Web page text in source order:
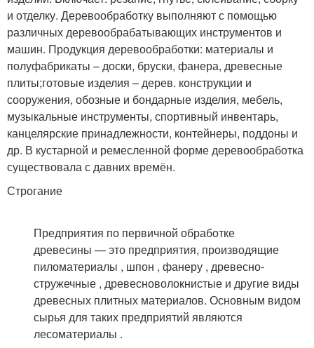
и отделку. Деревообработку выполняют с помощью
различных деревообрабатывающих инструментов и
машин. Продукция деревообработки: материалы и
полуфабрикаты – доски, бруски, фанера, древесные
плиты;готовые изделия – дерев. конструкции и
сооружения, обозные и бондарные изделия, мебель,
музыкальные инструменты, спортивный инвентарь,
канцелярские принадлежности, контейнеры, поддоны и
др. В кустарной и ремесленной форме деревообработка
существовала с давних времён.
Строгание
Предприятия по первичной обработке
древесины — это предприятия, производящие
пиломатериалы , шпон , фанеру , древесно-
стружечные , древесноволокнистые и другие виды
древесных плитных материалов. Основным видом
сырья для таких предприятий являются
лесоматериалы .